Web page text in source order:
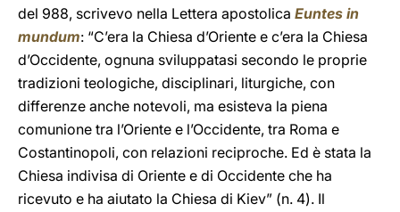
del 988, scrivevo nella Lettera apostolica Euntes in
mundum: “C’era la Chiesa d’Oriente e c’era la Chiesa
d’Occidente, ognuna sviluppatasi secondo le proprie
tradizioni teologiche, disciplinari, liturgiche, con
differenze anche notevoli, ma esisteva la piena
comunione tra l’Oriente e l’Occidente, tra Roma e
Costantinopoli, con relazioni reciproche. Ed è stata la
Chiesa indivisa di Oriente e di Occidente che ha
ricevuto e ha aiutato la Chiesa di Kiev” (n. 4). Il